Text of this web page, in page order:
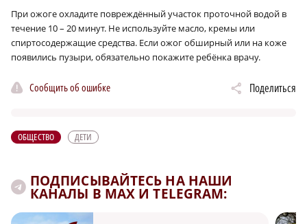
При ожоге охладите повреждённый участок проточной водой в
течение 10 – 20 минут. Не используйте масло, кремы или
спиртосодержащие средства. Если ожог обширный или на коже
появились пузыри, обязательно покажите ребёнка врачу.
Сообщить об ошибке Поделиться
ОБЩЕСТВО ДЕТИ
ПОДПИСЫВАЙТЕСЬ НА НАШИ
КАНАЛЫ В MAX И TELEGRAM: